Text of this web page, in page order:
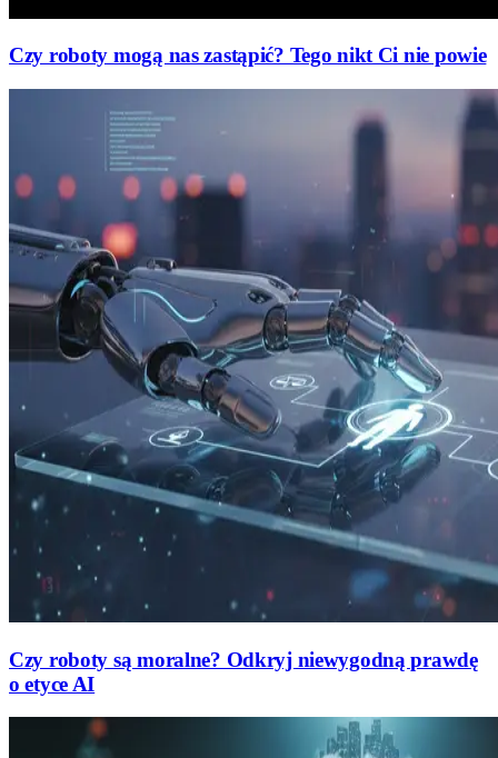
Czy roboty mogą nas zastąpić? Tego nikt Ci nie powie
Czy roboty są moralne? Odkryj niewygodną prawdę
o etyce AI